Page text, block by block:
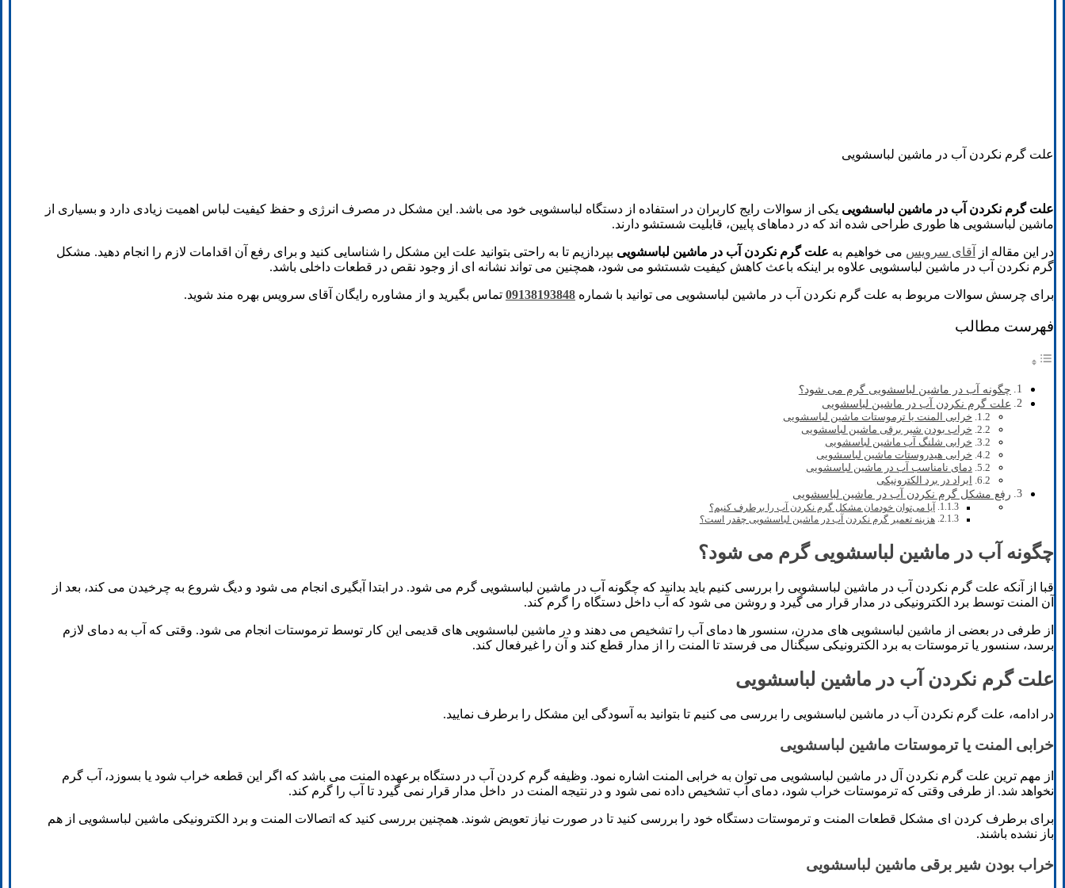
علت گرم نکردن آب در ماشین لباسشویی
علت گرم نکردن آب در ماشین لباسشویی یکی از سوالات رایج کاربران در استفاده از دستگاه لباسشویی خود می باشد. این مشکل در مصرف انرژی و حفظ کیفیت لباس اهمیت زیادی دارد و بسیاری از
ماشین لباسشویی ها طوری طراحی شده اند که در دماهای پایین، قابلیت شستشو دارند.
در این مقاله از آقای سرویس می خواهیم به علت گرم نکردن آب در ماشین لباسشویی بپردازیم تا به راحتی بتوانید علت این مشکل را شناسایی کنید و برای رفع آن اقدامات لازم را انجام دهید. مشکل
گرم نکردن آب در ماشین لباسشویی علاوه بر اینکه باعث کاهش کیفیت شستشو می شود، همچنین می تواند نشانه ای از وجود نقص در قطعات داخلی باشد.
برای چرسش سوالات مربوط به علت گرم نکردن آب در ماشین لباسشویی می توانید با شماره 09138193848 تماس بگیرید و از مشاوره رایگان آقای سرویس بهره مند شوید.
فهرست مطالب
چگونه آب در ماشین لباسشویی گرم می شود؟
علت گرم نکردن آب در ماشین لباسشویی
خرابی المنت یا ترموستات ماشین لباسشویی
خراب بودن شیر برقی ماشین لباسشویی
خرابی شلنگ آب ماشین لباسشویی
خرابی هیدروستات ماشین لباسشویی
دمای نامناسب آب در ماشین لباسشویی
ایراد در برد الکترونیکی
رفع مشکل گرم نکردن آب در ماشین لباسشویی
آیا می‌توان خودمان مشکل گرم نکردن آب را برطرف کنیم؟
هزینه تعمیر گرم نکردن آب در ماشین لباسشویی چقدر است؟
چگونه آب در ماشین لباسشویی گرم می شود؟
قبا از آنکه علت گرم نکردن آب در ماشین لباسشویی را بررسی کنیم باید بدانید که چگونه آب در ماشین لباسشویی گرم می شود. در ابتدا آبگیری انجام می شود و دیگ شروع به چرخیدن می کند، بعد از
آن المنت توسط برد الکترونیکی در مدار قرار می گیرد و روشن می شود که آب داخل دستگاه را گرم کند.
از طرفی در بعضی از ماشین لباسشویی های مدرن، سنسور ها دمای آب را تشخیص می دهند و در ماشین لباسشویی های قدیمی این کار توسط ترموستات انجام می شود. وقتی که آب به دمای لازم
برسد، سنسور یا ترموستات به برد الکترونیکی سیگنال می فرستد تا المنت را از مدار قطع کند و آن را غیرفعال کند.
علت گرم نکردن آب در ماشین لباسشویی
در ادامه، علت گرم نکردن آب در ماشین لباسشویی را بررسی می کنیم تا بتوانید به آسودگی این مشکل را برطرف نمایید.
خرابی المنت یا ترموستات ماشین لباسشویی
از مهم ترین علت گرم نکردن آل در ماشین لباسشویی می توان به خرابی المنت اشاره نمود. وظیفه گرم کردن آب در دستگاه برعهده المنت می باشد که اگر این قطعه خراب شود یا بسوزد، آب گرم
نخواهد شد. از طرفی وقتی که ترموستات خراب شود، دمای آب تشخیص داده نمی شود و در نتیجه المنت در داخل مدار قرار نمی گیرد تا آب را گرم کند.
برای برطرف کردن ای مشکل قطعات المنت و ترموستات دستگاه خود را بررسی کنید تا در صورت نیاز تعویض شوند. همچنین بررسی کنید که اتصالات المنت و برد الکترونیکی ماشین لباسشویی از هم
باز نشده باشند.
خراب بودن شیر برقی ماشین لباسشویی